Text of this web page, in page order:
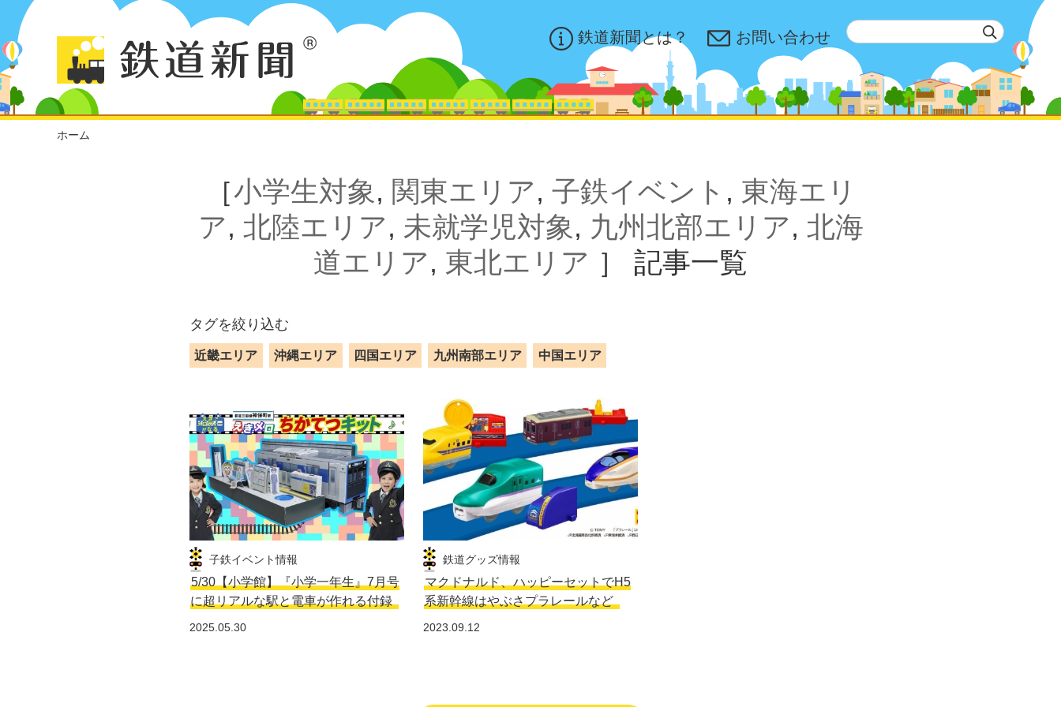
鉄道新聞とは？ お問い合わせ
ホーム
［小学生対象, 関東エリア, 子鉄イベント , 東海エリ
ア, 北陸エリア, 未就学児対象, 九州北部エリア, 北海
道エリア, 東北エリア ］ 記事一覧
タグを絞り込む
近畿エリア 沖縄エリア 四国エリア 九州南部エリア 中国エリア
子鉄イベント情報
5/30【小学館】『小学一年生』7月号
に超リアルな駅と電車が作れる付録
2025.05.30
鉄道グッズ情報
マクドナルド、ハッピーセットでH5
系新幹線はやぶさプラレールなど
2023.09.12